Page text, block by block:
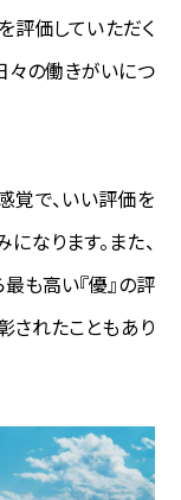
評価していただく
々の働きがいにつ
覚で、いい評価を
なります。また、
も高い『優』の評
されたこともあり